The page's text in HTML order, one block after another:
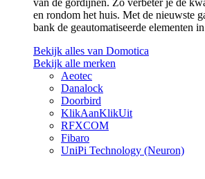
en rondom het huis. Met de nieuwste
bank de geautomatiseerde elementen
Bekijk alles van Domotica
Bekijk alle merken
Aeotec
Danalock
Doorbird
KlikAanKlikUit
RFXCOM
Fibaro
UniPi Technology (Neuron)